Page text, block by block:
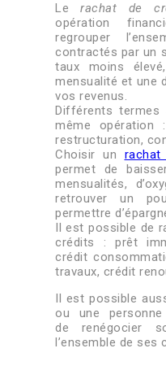
Lerachat de
opération
regrouper
contractés par un
taux moins
mensualité et une
vos revenus.
Différents
même opération
restructuration,
Choisir un
permet de
mensualités,
retrouver un
permettre
Il est possible de
crédits : prêt
crédit
travaux, crédit
Il est possible
ou une
de renégocier
l’ensemble de ses